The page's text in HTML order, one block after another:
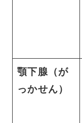
顎下腺（が
っかせん）